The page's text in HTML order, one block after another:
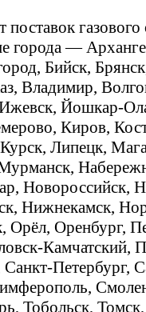
газового
города —
Бийск,
Владимир,
Йошкар-
Киров,
Липецк,
Новороссийск,
Нижнекамск,
Оренбург,
Камчатский,
Петербург,
Тобольск,